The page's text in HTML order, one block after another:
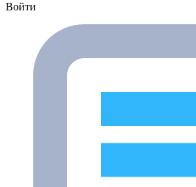
Войти